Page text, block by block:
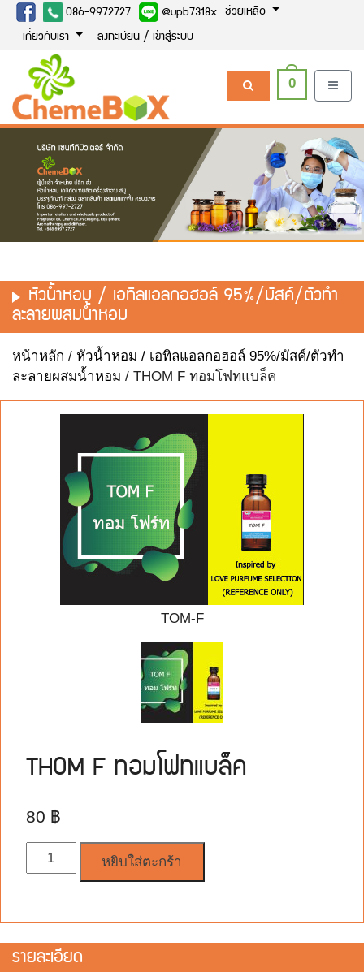
086-9972727 @upb7318x ช่วยเหลือ
เกี่ยวกับเรา ลงทะเบียน / เข้าสู่ระบบ
0
หัวน้ำหอม / เอทิลแอลกอฮอล์ 95%/มัสค์/ตัวทำ
ละลายผสมน้ำหอม
หน้าหลัก / หัวน้ำหอม / เอทิลแอลกอฮอล์ 95%/มัสค์/ตัวทำ
ละลายผสมน้ำหอม / THOM F ทอมโฟทแบล็ค
TOM-F
THOM F ทอมโฟทแบล็ค
80 ฿
จำนวน
หยิบใส่ตะกร้า
รายละเอียด